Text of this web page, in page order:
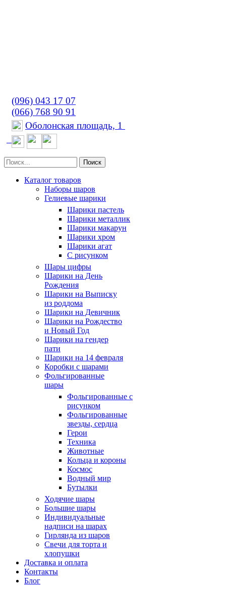
(096) 043 17 07
(066) 768 90 91
Оболонская площадь, 1
Поиск
Каталог товаров
Наборы шаров
Гелиевые шарики
Шарики пастель
Шарики металлик
Шарики макарун
Шарики хром
Шарики агат
С рисунком
Шары цифры
Шарики на День
Рождения
Шарики на Выписку
из роддома
Шарики на Девичник
Шарики на Рождество
и Новый Год
Шарики на гендер
пати
Шарики на 14 февраля
Коробки с шарами
Фольгированные
шары
Фольгированные с
рисунком
Фольгированные
звезды, сердца
Герои
Техника
Животные
Кольца и короны
Космос
Водный мир
Бутылки
Ходячие шары
Большие шары
Индивидуальные
надписи на шарах
Гирлянда из шаров
Свечи для торта и
хлопушки
Доставка и оплата
Контакты
Блог